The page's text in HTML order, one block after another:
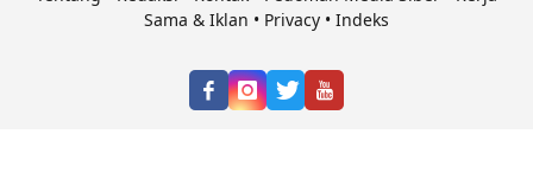
Sama & Iklan • Privacy • Indeks